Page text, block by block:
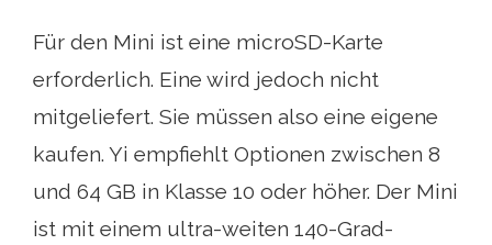
Für den Mini ist eine microSD-Karte
erforderlich. Eine wird jedoch nicht
mitgeliefert. Sie müssen also eine eigene
kaufen. Yi empfiehlt Optionen zwischen 8
und 64 GB in Klasse 10 oder höher. Der Mini
ist mit einem ultra-weiten 140-Grad-